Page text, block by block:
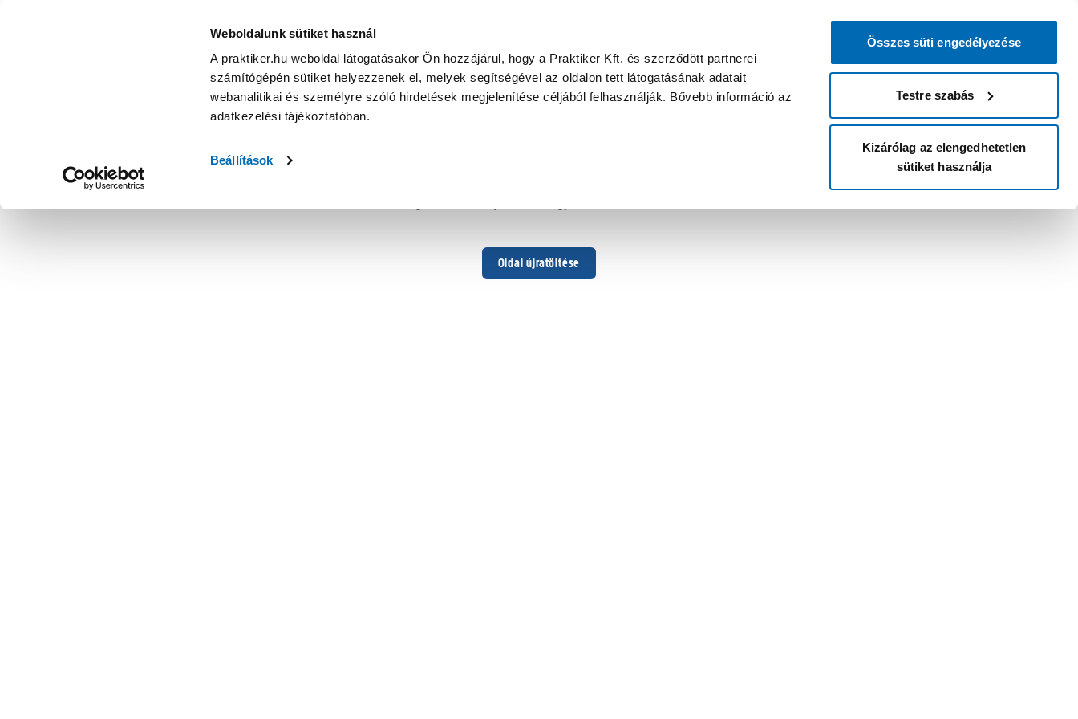
Weboldalunk sütiket használ
A praktiker.hu weboldal látogatásakor Ön hozzájárul, hogy a Praktiker Kft. és szerződött partnerei
számítógépén sütiket helyezzenek el, melyek segítségével az oldalon tett látogatásának adatait
webanalitikai és személyre szóló hirdetések megjelenítése céljából felhasználják. Bővebb információ az
adatkezelési tájékoztatóban.
Beállítások
Összes süti engedélyezése
Testre szabás
Kizárólag az elengedhetetlen
sütiket használja
Oldal újratöltése